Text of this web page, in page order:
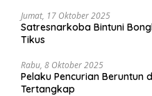
Jumat, 17 Oktober 2025
Satresnarkoba Bintuni
Tikus
Rabu, 8 Oktober 2025
Pelaku Pencurian Beruntun
Tertangkap